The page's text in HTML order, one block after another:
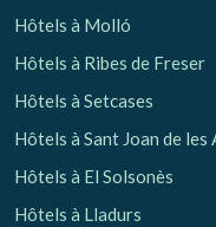
Hôtels à Molló
Hôtels à Ribes de Freser
Hôtels à Setcases
Hôtels à Sant Joan de les
Hôtels à El Solsonès
Hôtels à Lladurs